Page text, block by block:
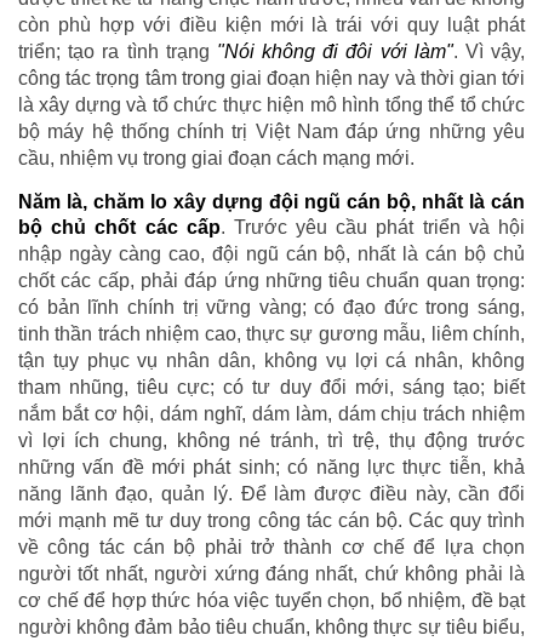
còn phù hợp với điều kiện mới là trái với quy luật phát
triển; tạo ra tình trạng "Nói không đi đôi với làm". Vì vậy,
công tác trọng tâm trong giai đoạn hiện nay và thời gian tới
là xây dựng và tổ chức thực hiện mô hình tổng thể tổ chức
bộ máy hệ thống chính trị Việt Nam đáp ứng những yêu
cầu, nhiệm vụ trong giai đoạn cách mạng mới.
Năm là, chăm lo xây dựng đội ngũ cán bộ, nhất là cán
bộ chủ chốt các cấp. Trước yêu cầu phát triển và hội
nhập ngày càng cao, đội ngũ cán bộ, nhất là cán bộ chủ
chốt các cấp, phải đáp ứng những tiêu chuẩn quan trọng:
có bản lĩnh chính trị vững vàng; có đạo đức trong sáng,
tinh thần trách nhiệm cao, thực sự gương mẫu, liêm chính,
tận tụy phục vụ nhân dân, không vụ lợi cá nhân, không
tham nhũng, tiêu cực; có tư duy đổi mới, sáng tạo; biết
nắm bắt cơ hội, dám nghĩ, dám làm, dám chịu trách nhiệm
vì lợi ích chung, không né tránh, trì trệ, thụ động trước
những vấn đề mới phát sinh; có năng lực thực tiễn, khả
năng lãnh đạo, quản lý. Để làm được điều này, cần đổi
mới mạnh mẽ tư duy trong công tác cán bộ. Các quy trình
về công tác cán bộ phải trở thành cơ chế để lựa chọn
người tốt nhất, người xứng đáng nhất, chứ không phải là
cơ chế để hợp thức hóa việc tuyển chọn, bổ nhiệm, đề bạt
người không đảm bảo tiêu chuẩn, không thực sự tiêu biểu,